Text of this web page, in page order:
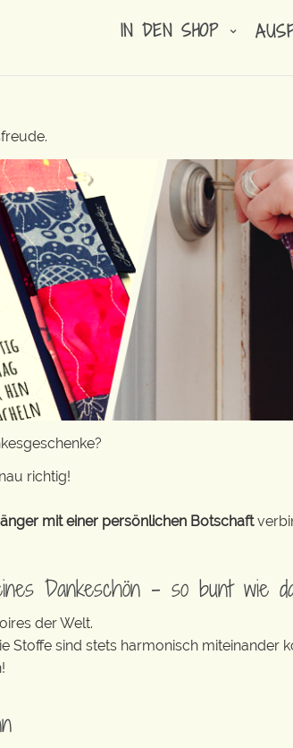
IN DEN SHOP
richtig!
mit einer persönlichen Botschaft
Dankeschön – so bunt wie
der Welt.
Stoffe sind stets harmonisch miteinander